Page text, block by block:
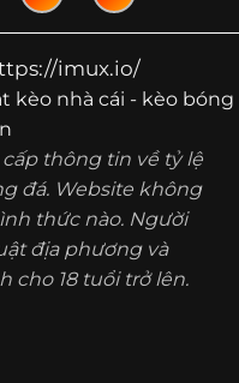
imux.io/
kèo nhà cái - kèo bóng
thông tin về tỷ lệ
đá. Website không
thức nào. Người
địa phương và
cho 18 tuổi trở lên.